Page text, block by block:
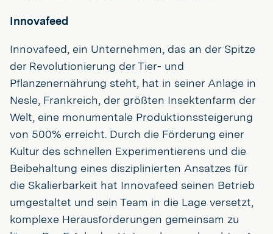
Innovafeed
Innovafeed, ein Unternehmen, das an der Spitze
der Revolutionierung der Tier- und
Pflanzenernährung steht, hat in seiner Anlage in
Nesle, Frankreich, der größten Insektenfarm der
Welt, eine monumentale Produktionssteigerung
von 500% erreicht. Durch die Förderung einer
Kultur des schnellen Experimentierens und die
Beibehaltung eines disziplinierten Ansatzes für
die Skalierbarkeit hat Innovafeed seinen Betrieb
umgestaltet und sein Team in die Lage versetzt,
komplexe Herausforderungen gemeinsam zu